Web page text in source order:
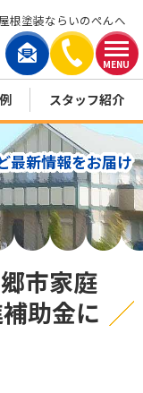
MENU
根塗装ならいのぺんへ
スタッフ紹介
最新情報をお届け
市家庭
助金に